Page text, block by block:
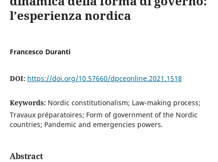
l’esperienza nordica
Francesco Duranti
DOI: https://doi.org/10.57660/dpceonline.2021.1518
Keywords: Nordic constitutionalism; Law-making process;
Travaux préparatoires; Form of government of the Nordic
countries; Pandemic and emergencies powers.
Abstract